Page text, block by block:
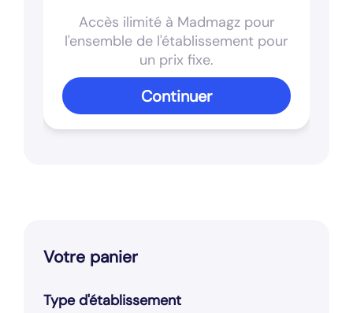
Accès ilimité à Madmagz pour
l'ensemble de l'établissement pour
un prix fixe.
Continuer
Votre panier
Type d'établissement